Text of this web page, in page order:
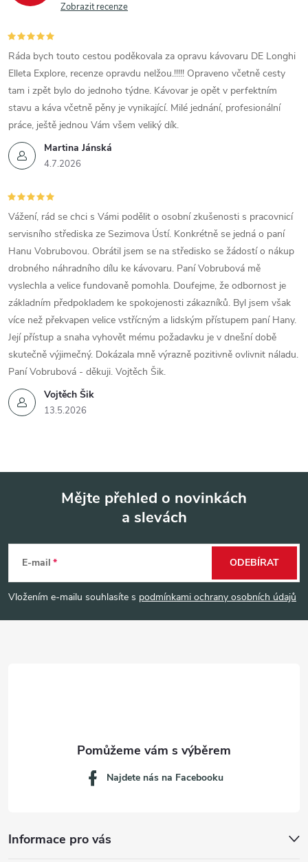
Zobrazit recenze
Martina Jánská
4.7.2026
Ráda bych touto cestou poděkovala za opravu kávovaru DE Longhi
Elleta Explore, recenze opravdu nelžou.!!!!! Opraveno včetně cesty
tam i zpět bylo do jednoho týdne. Kávovar je opět v perfektním
stavu a káva včetně pěny je vynikající. Milé jednání, profesionální
práce, ještě jednou Vám všem veliký dík.
Vojtěch Šik
13.5.2026
Vážení, rád se chci s Vámi podělit o osobní zkušenosti s pracovnicí
servisního střediska ze Sezimova Ústí. Konkrétně se jedná o paní
Hanu Vobrubovou. Obrátil jsem se na středisko se žádostí o nákup
drobného náhradního dílu ke kávovaru. Paní Vobrubová mě
vyslechla a velice fundovaně pomohla. Doufejme, že odbornost je
základním předpokladem ke spokojenosti zákazníků. Byl jsem však
více než překvapen velice vstřícným a lidským přístupem paní Hany.
Její přístup a snaha vyhovět mému požadavku je v dnešní době
skutečně výjimečný. Dokázala mně výrazně pozitivně ovlivnit náladu.
Paní Vobrubová - děkuji. Vojtěch Šik.
p
a
Mějte přehled o novinkách
a slevách
E-mail
Vložením e-mailu souhlasíte s podmínkami ochrany osobních údajů
ODEBÍRAT
Informace pro vás
Najdete nás na Facebooku